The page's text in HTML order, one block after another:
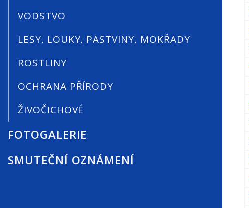
VODSTVO
LESY, LOUKY, PASTVINY, MOKŘADY
ROSTLINY
OCHRANA PŘÍRODY
ŽIVOČICHOVÉ
FOTOGALERIE
SMUTEČNÍ OZNÁMENÍ